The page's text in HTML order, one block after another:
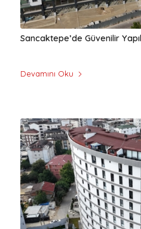
Sancaktepe’de Güvenilir
Devamını Oku